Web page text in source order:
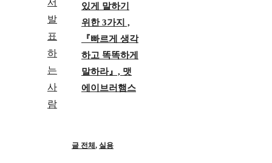
있게 말하기
위한 3가지 ,
『빠르게 생각
하고 똑똑하게
말하라』, 맷
에이브러햄스
글 전체 , 실용